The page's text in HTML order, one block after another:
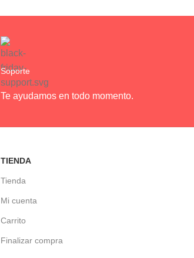
Soporte
Te ayudamos en todo momento.
TIENDA
Tienda
Mi cuenta
Carrito
Finalizar compra